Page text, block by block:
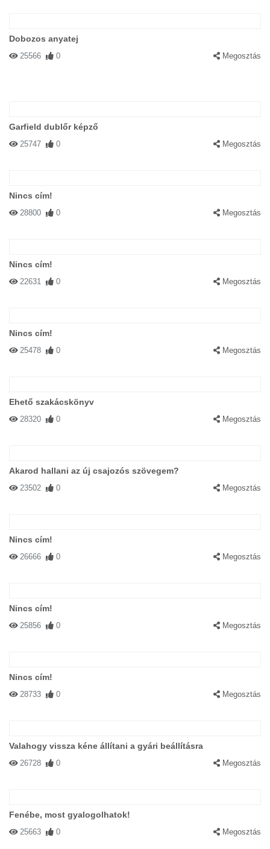
Dobozos anyatej
25566 0 Megosztás
Garfield dublőr képző
25747 0 Megosztás
Nincs cím!
28800 0 Megosztás
Nincs cím!
22631 0 Megosztás
Nincs cím!
25478 0 Megosztás
Ehető szakácskönyv
28320 0 Megosztás
Akarod hallani az új csajozós szövegem?
23502 0 Megosztás
Nincs cím!
26666 0 Megosztás
Nincs cím!
25856 0 Megosztás
Nincs cím!
28733 0 Megosztás
Valahogy vissza kéne állítani a gyári beállításra
26728 0 Megosztás
Fenébe, most gyalogolhatok!
25663 0 Megosztás